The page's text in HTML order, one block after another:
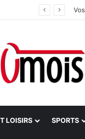
LOISIRS SPORTS